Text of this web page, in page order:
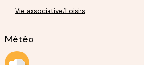
Vie associative/Loisirs
Météo